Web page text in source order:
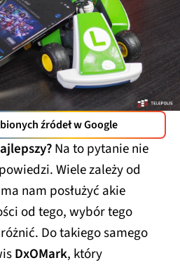
źródeł w Google
Na to pytanie nie
Wiele zależy od
nam posłużyć akie
od tego, wybór tego
Do takiego samego
DxOMark, który